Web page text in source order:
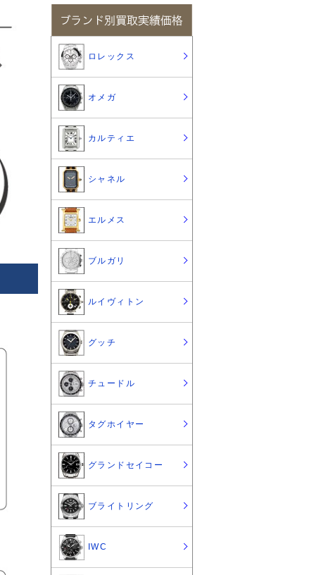
ロレックス
オメガ
カルティエ
シャネル
エルメス
ブルガリ
ルイヴィトン
グッチ
チュードル
タグホイヤー
グランドセイコー
ブライトリング
IWC